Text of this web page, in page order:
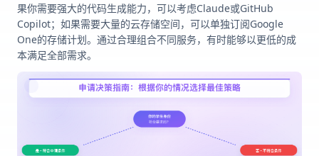
果你需要强大的代码生成能力，可以考虑Claude或GitHub
Copilot；如果需要大量的云存储空间，可以单独订阅Google
One的存储计划。通过合理组合不同服务，有时能够以更低的成
本满足全部需求。